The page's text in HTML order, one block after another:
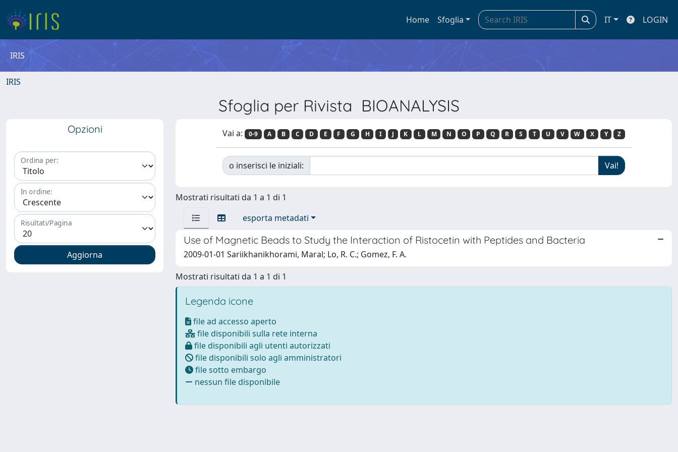
Home Sfoglia IT LOGIN
IRIS
IRIS
Sfoglia per Rivista BIOANALYSIS
Opzioni
Ordina per:
In ordine:
Risultati/Pagina
Vai a: 0-9 A B C D E F G H I J K L M N O P Q R S T U V W X Y Z
o inserisci le iniziali:
Mostrati risultati da 1 a 1 di 1
esporta metadati
Use of Magnetic Beads to Study the Interaction of Ristocetin with Peptides and Bacteria
2009-01-01 Sariikhanikhorami, Maral; Lo, R. C.; Gomez, F. A.
Mostrati risultati da 1 a 1 di 1
Legenda icone
file ad accesso aperto
file disponibili sulla rete interna
file disponibili agli utenti autorizzati
file disponibili solo agli amministratori
file sotto embargo
nessun file disponibile